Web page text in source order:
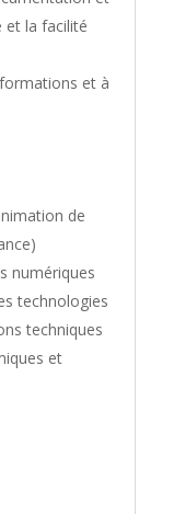
et la facilité
et à
de
numériques
technologies
techniques
et